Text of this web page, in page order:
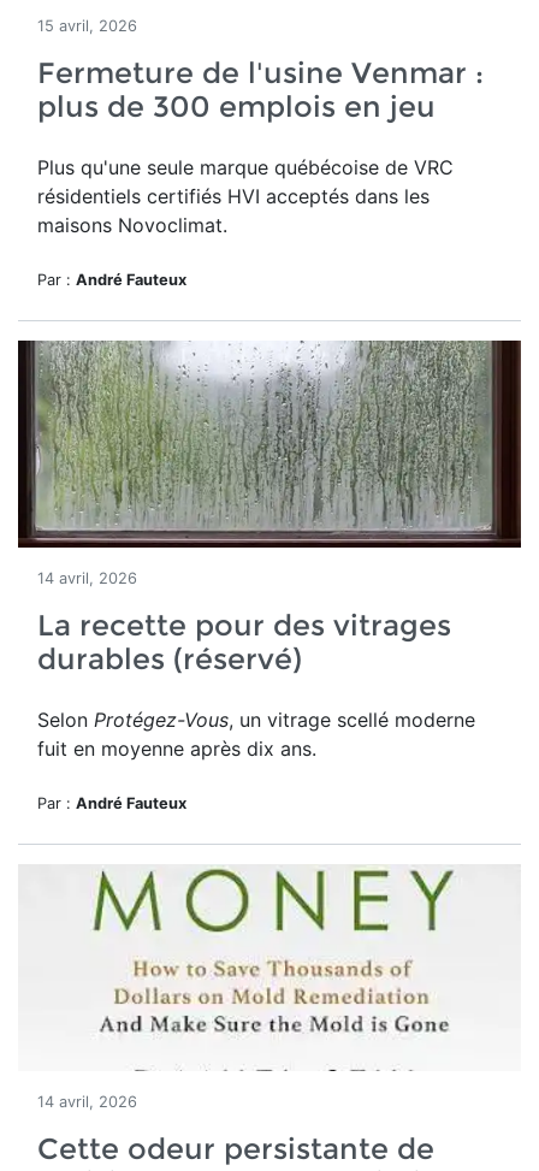
15 avril, 2026
Fermeture de l'usine Venmar :
plus de 300 emplois en jeu
Plus qu'une seule marque québécoise de VRC
résidentiels certifiés HVI acceptés dans les
maisons Novoclimat.
Par : André Fauteux
14 avril, 2026
La recette pour des vitrages
durables (réservé)
Selon Protégez-Vous, un vitrage scellé moderne
fuit en moyenne après dix ans.
Par : André Fauteux
14 avril, 2026
Cette odeur persistante de